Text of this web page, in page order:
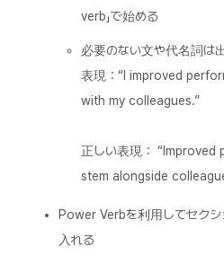
verb」で始める
必要のない文や代名詞は
表現：“I improved
with my colleagues.”
正しい表現：
stem alongside
Power Verbを利用してセクシ
入れる